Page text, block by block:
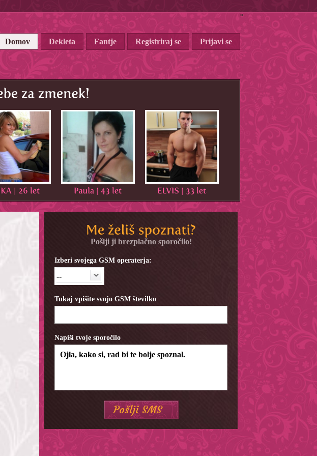
Domov Dekleta Fantje Registriraj se Prijavi se
Pošlji ji brezplačno sporočilo!
Izberi svojega GSM operaterja:
--
Tukaj vpišite svojo GSM številko
Napiši tvoje sporočilo
*